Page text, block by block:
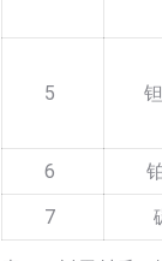
5
6
7